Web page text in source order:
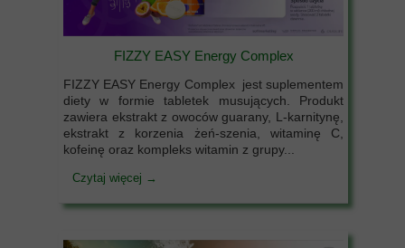
FIZZY EASY Energy Complex
FIZZY EASY Energy Complex jest suplementem
diety w formie tabletek musujących. Produkt
zawiera ekstrakt z owoców guarany, L-karnitynę,
ekstrakt z korzenia żeń-szenia, witaminę C,
kofeinę oraz kompleks witamin z grupy...
Czytaj więcej →